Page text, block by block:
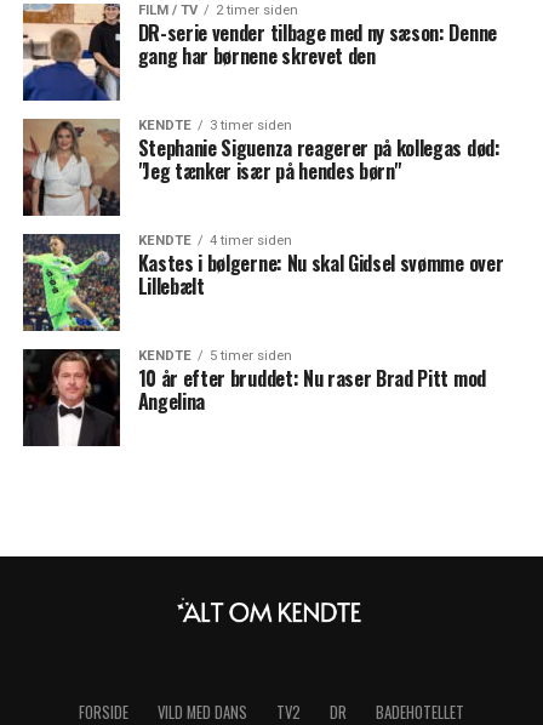
FILM / TV 2 timer siden
DR-serie vender tilbage med ny sæson: Denne
gang har børnene skrevet den
KENDTE 3 timer siden
Stephanie Siguenza reagerer på kollegas død:
"Jeg tænker især på hendes børn"
KENDTE 4 timer siden
Kastes i bølgerne: Nu skal Gidsel svømme over
Lillebælt
KENDTE 5 timer siden
10 år efter bruddet: Nu raser Brad Pitt mod
Angelina
FORSIDE VILD MED DANS TV2 DR BADEHOTELLET